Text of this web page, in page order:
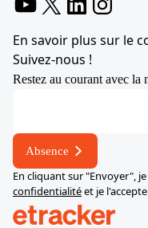
En savoir plus sur le
Suivez-nous !
Restez au courant avec la
Absence
En cliquant sur "Envoyer",
confidentialitéet je